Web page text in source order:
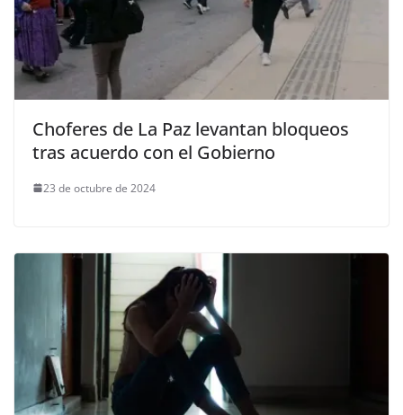
Choferes de La Paz levantan bloqueos
tras acuerdo con el Gobierno
23 de octubre de 2024